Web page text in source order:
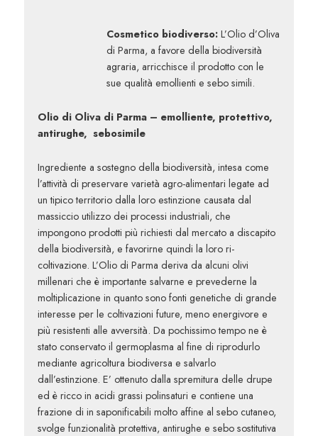
Cosmetico biodiverso:L’Olio d’Oliva
di Parma, a favore della biodiversità
agraria, arricchisce il prodotto con le
sue qualità emollienti e sebo simili.
Olio di Oliva di Parma – emolliente, protettivo,
antirughe, sebosimile
Ingrediente a sostegno della biodiversità, intesa come
l’attività di preservare varietà agro-alimentari legate ad
un tipico territorio dalla loro estinzione causata dal
massiccio utilizzo dei processi industriali, che
impongono prodotti più richiesti dal mercato a discapito
della biodiversità, e favorirne quindi la loro ri-
coltivazione. L’Olio di Parma deriva da alcuni olivi
millenari che è importante salvarne e prevederne la
moltiplicazione in quanto sono fonti genetiche di grande
interesse per le coltivazioni future, meno energivore e
più resistenti alle avversità. Da pochissimo tempo ne è
stato conservato il germoplasma al fine di riprodurlo
mediante agricoltura biodiversa e salvarlo
dall’estinzione. E’ ottenuto dalla spremitura delle drupe
ed è ricco in acidi grassi polinsaturi e contiene una
frazione di in saponificabili molto affine al sebo cutaneo,
svolge funzionalità protettiva, antirughe e sebo sostitutiva